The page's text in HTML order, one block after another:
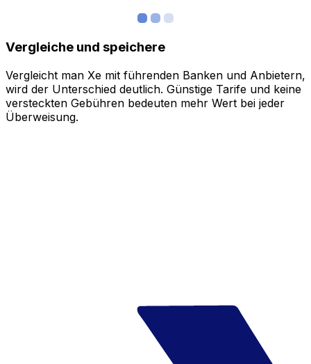
Vergleiche und speichere
Vergleicht man Xe mit führenden Banken und Anbietern,
wird der Unterschied deutlich. Günstige Tarife und keine
versteckten Gebühren bedeuten mehr Wert bei jeder
Überweisung.